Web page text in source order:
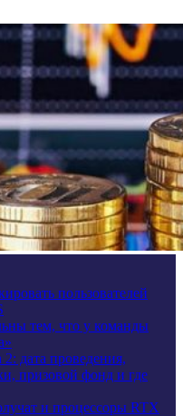
пользователей
тем, что у команды
дата проведения,
призовой фонд и где
и процессоры RTX